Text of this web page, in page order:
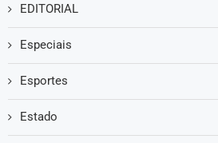
EDITORIAL
Especiais
Esportes
Estado